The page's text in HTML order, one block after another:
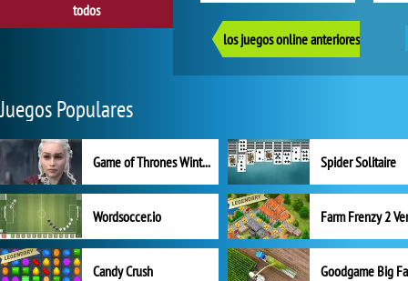
los juegos online anteriores
todos
Juegos Populares
Game of Thrones Winter is Coming Spider Solitaire
Wordsoccer.io
Candy Crush Goodgame Big